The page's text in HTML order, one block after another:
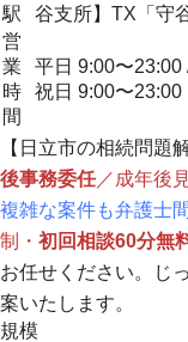
駅
谷支所】TX「守
営
業
時
間
平日 9:00〜23:00
祝日 9:00〜23:00
【日立市の相続問題
後事務委任／成年後
複雑な案件も弁護士
制・ 初回相談60分無
お任せください。じ
案いたします。
規模